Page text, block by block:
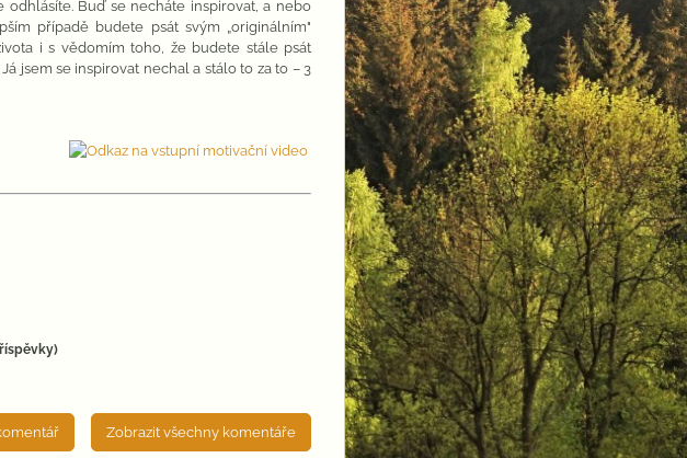
Buď se necháte inspirovat, a nebo
případě budete psát svým „originálním"
i s vědomím toho, že budete stále psát
jsem se inspirovat nechal a stálo to za to – 3
Zobrazit všechny komentáře